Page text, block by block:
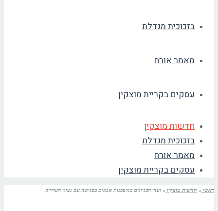
בזכוכית מגדלת
מאמר אורח
עסקים בקריית מוצקין
חדשות מוצקין
בזכוכית מגדלת
מאמר אורח
עסקים בקריית מוצקין
ראשי » חדשות מוצקין » ועדי הבניינים במשכנות אמנים בפגישה עם נציגי העירייה